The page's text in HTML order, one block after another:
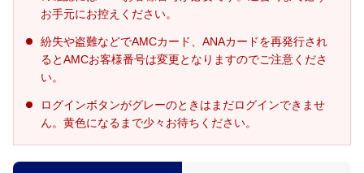
お手元にお控えください。
紛失や盗難などでAMCカード、ANAカードを再発行され
るとAMCお客様番号は変更となりますのでご注意くださ
い。
ログインボタンがグレーのときはまだログインできませ
ん。黄色になるまで少々お待ちください。